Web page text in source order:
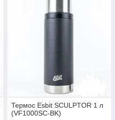
Термос Esbit SCULPTOR 1 л
(VF1000SC-BK)